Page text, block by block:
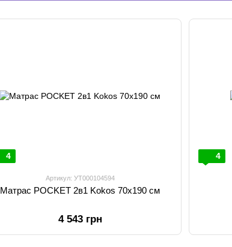
4
Артикул: УТ000104594
Матрас POCKET 2в1 Kokos 70х190 см
4 543 грн
4